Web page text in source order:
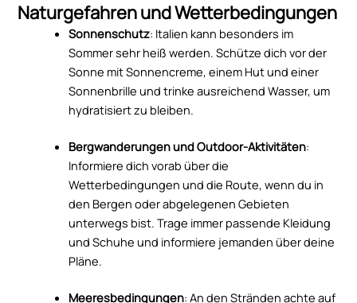
Naturgefahren und Wetterbedingungen
Sonnenschutz: Italien kann besonders im
Sommer sehr heiß werden. Schütze dich vor der
Sonne mit Sonnencreme, einem Hut und einer
Sonnenbrille und trinke ausreichend Wasser, um
hydratisiert zu bleiben.
Bergwanderungen und Outdoor-Aktivitäten:
Informiere dich vorab über die
Wetterbedingungen und die Route, wenn du in
den Bergen oder abgelegenen Gebieten
unterwegs bist. Trage immer passende Kleidung
und Schuhe und informiere jemanden über deine
Pläne.
Meeresbedingungen: An den Stränden achte auf